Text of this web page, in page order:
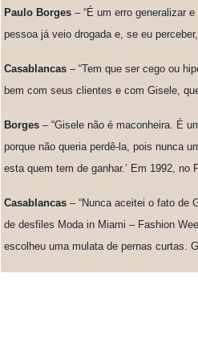
Paulo Borges – “É um erro generalizar
pessoa já veio drogada e, se eu
Casablancas – “Tem que ser cego ou
bem com seus clientes e com Gisele,
Borges– “Gisele não é maconheira. É
porque não queria perdê-la, pois nunca
esta quem tem de ganhar.’ Em 1992,
Casablancas – “Nunca aceitei o fato de
de desfiles Moda in Miami – Fashion
escolheu uma mulata de pernas curtas.